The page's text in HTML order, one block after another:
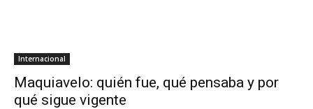
Internacional
Maquiavelo: quién fue, qué pensaba y por
qué sigue vigente